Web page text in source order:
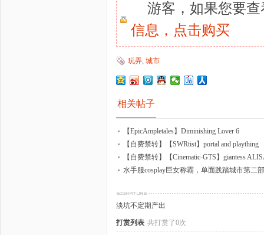
游客，如果您要
信息， 点击购买
玩弄, 城市
相关帖子
【EpicAmpletales】Diminishing Lover 6
【自费禁转】【SWRtist】portal and plaything
【自费禁转】【Cinematic-GTS】giantess
水手服cosplay巨女称霸，单面践踏城市第二部
淡坑不定期产出
打赏列表 共打赏了0次